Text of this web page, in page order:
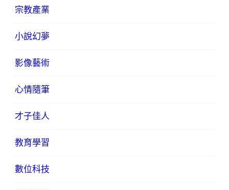
宗教產業
小說幻夢
影像藝術
心情隨筆
才子佳人
教育學習
數位科技